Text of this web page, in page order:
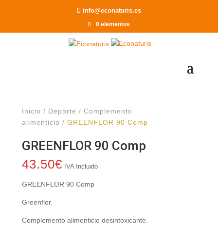
info@econaturis.es
0 elementos
Inicio / Deporte / Complemento
alimenticio / GREENFLOR 90 Comp
GREENFLOR 90 Comp
43.50€ IVA Incluido
GREENFLOR 90 Comp
Greenflor.
Complemento alimenticio desintoxicante.